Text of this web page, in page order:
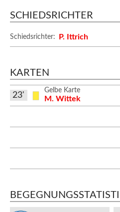
SCHIEDSRICHTER
Schiedsrichter: P. Ittrich
KARTEN
Gelbe Karte
M. Wittek
23'